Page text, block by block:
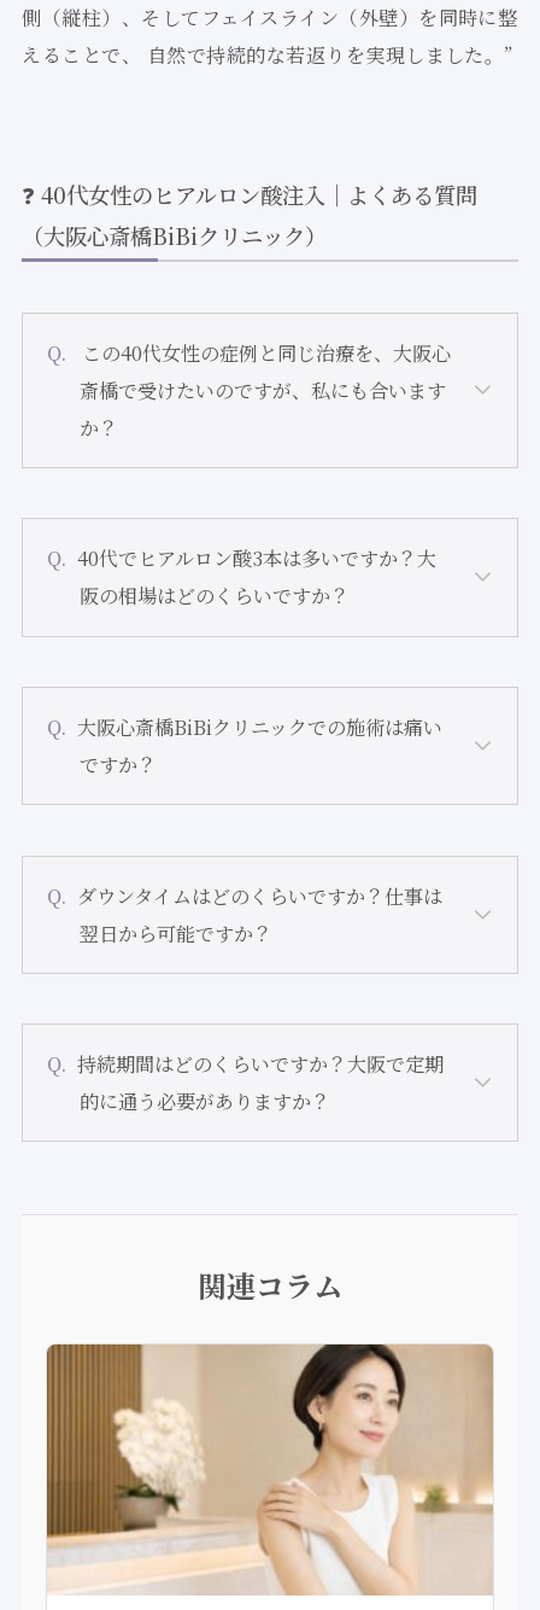
側（縦柱）、そしてフェイスライン（外壁）を同時に整
えることで、 自然で持続的な若返りを実現しました。”
❓ 40代女性のヒアルロン酸注入｜よくある質問
（大阪心斎橋BiBiクリニック）
この40代女性の症例と同じ治療を、大阪心
斎橋で受けたいのですが、私にも合います
か？
40代でヒアルロン酸3本は多いですか？大
阪の相場はどのくらいですか？
大阪心斎橋BiBiクリニックでの施術は痛い
ですか？
ダウンタイムはどのくらいですか？仕事は
翌日から可能ですか？
持続期間はどのくらいですか？大阪で定期
的に通う必要がありますか？
関連コラム